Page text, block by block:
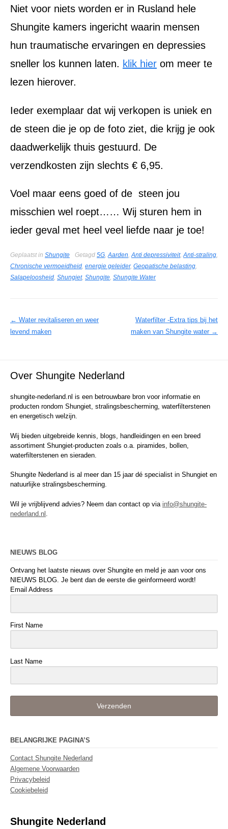
Niet voor niets worden er in Rusland hele
Shungite kamers ingericht waarin mensen
hun traumatische ervaringen en depressies
sneller los kunnen laten. klik hier om meer te
lezen hierover.
Ieder exemplaar dat wij verkopen is uniek en
de steen die je op de foto ziet, die krijg je ook
daadwerkelijk thuis gestuurd. De
verzendkosten zijn slechts € 6,95.
Voel maar eens goed of de steen jou
misschien wel roept…… Wij sturen hem in
ieder geval met heel veel liefde naar je toe!
Geplaatst in Shungite Getagd 5G Aarden Anti depressiviteit, Anti-straling
Chronische vermoeidheid energie geleider, Geopatische belasting
Salapeloosheid Shungiet, Shungite Shungite Water
Berichtnavigatie
← Water revitaliseren en weer
levend maken
Waterfilter -Extra tips bij het
maken van Shungite water →
Over Shungite Nederland
shungite-nederland.nl is een betrouwbare bron voor informatie en
producten rondom Shungiet, stralingsbescherming, waterfilterstenen
en energetisch welzijn.
Wij bieden uitgebreide kennis, blogs, handleidingen en een breed
assortiment Shungiet-producten zoals o.a. piramides, bollen,
waterfilterstenen en sieraden.
Shungite Nederland is al meer dan 15 jaar dé specialist in Shungiet en
natuurlijke stralingsbescherming.
Wil je vrijblijvend advies? Neem dan contact op via info@shungite-
nederland.nl
NIEUWS BLOG
Ontvang het laatste nieuws over Shungite en meld je aan voor ons
NIEUWS BLOG. Je bent dan de eerste die geinformeerd wordt!
Email Address
First Name
Last Name
Verzenden
BELANGRIJKE PAGINA’S
Contact Shungite Nederland
Algemene Voorwaarden
Privacybeleid
Cookiebeleid
Shungite Nederland